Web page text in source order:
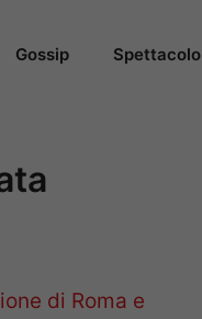
Gossip Spettacolo
di Roma e